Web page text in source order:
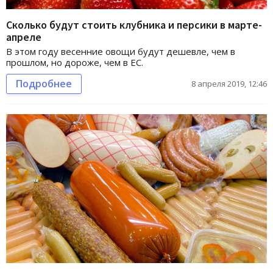
Сколько будут стоить клубника и персики в марте-
апреле
В этом году весенние овощи будут дешевле, чем в
прошлом, но дороже, чем в ЕС.
Подробнее 8 апреля 2019, 12:46